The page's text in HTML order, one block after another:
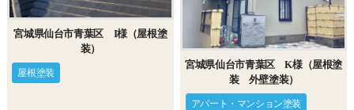
宮城県仙台市青葉区 I様（屋根塗
装）
屋根塗装
宮城県仙台市青葉区 K様（屋根塗
装 外壁塗装）
アパート・マンション塗装